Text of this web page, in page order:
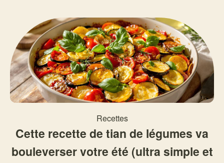
Recettes
Cette recette de tian de légumes va
bouleverser votre été (ultra simple et